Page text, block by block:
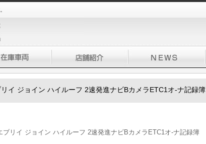
イ ジョイン ハイルーフ 2速発進ナビBカメラETC1オ-ナ記録簿
リイ ジョイン ハイルーフ 2速発進ナビBカメラETC1オ-ナ記録簿